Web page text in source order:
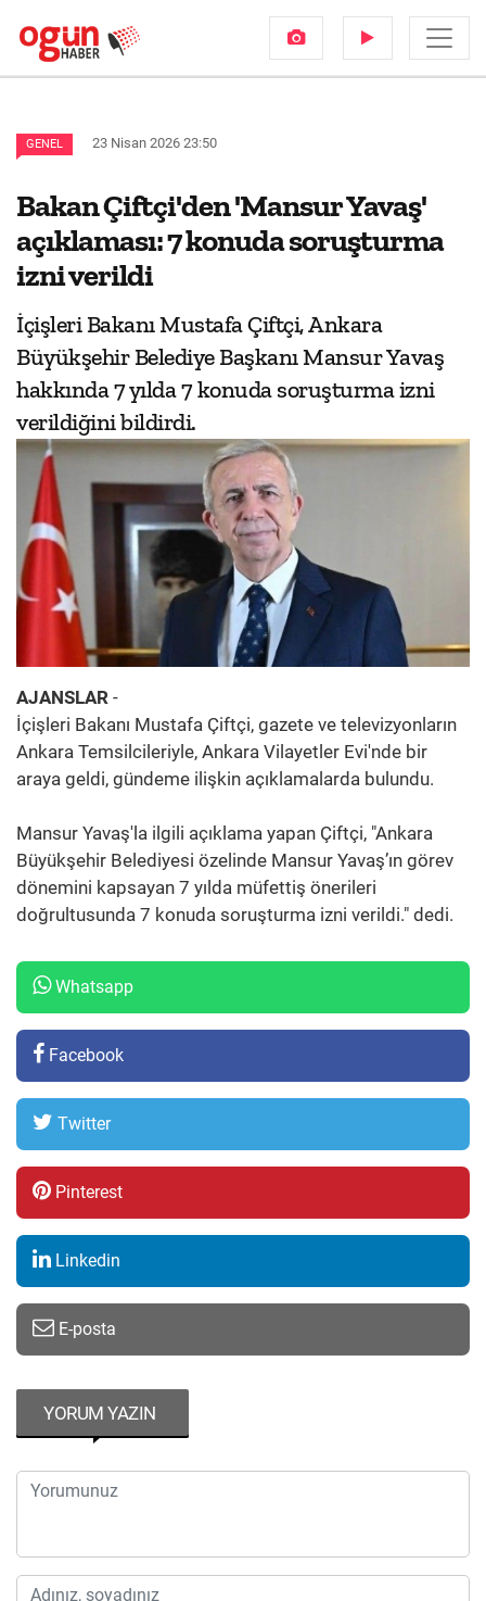
GENEL 23 Nisan 2026 23:50
Bakan Çiftçi'den 'Mansur Yavaş'
açıklaması: 7 konuda soruşturma
izni verildi
İçişleri Bakanı Mustafa Çiftçi, Ankara
Büyükşehir Belediye Başkanı Mansur Yavaş
hakkında 7 yılda 7 konuda soruşturma izni
verildiğini bildirdi.
AJANSLAR -
İçişleri Bakanı Mustafa Çiftçi, gazete ve televizyonların
Ankara Temsilcileriyle, Ankara Vilayetler Evi'nde bir
araya geldi, gündeme ilişkin açıklamalarda bulundu.
Mansur Yavaş'la ilgili açıklama yapan Çiftçi, "Ankara
Büyükşehir Belediyesi özelinde Mansur Yavaş’ın görev
dönemini kapsayan 7 yılda müfettiş önerileri
doğrultusunda 7 konuda soruşturma izni verildi." dedi.
Whatsapp
Facebook
Twitter
Pinterest
Linkedin
E-posta
YORUM YAZIN